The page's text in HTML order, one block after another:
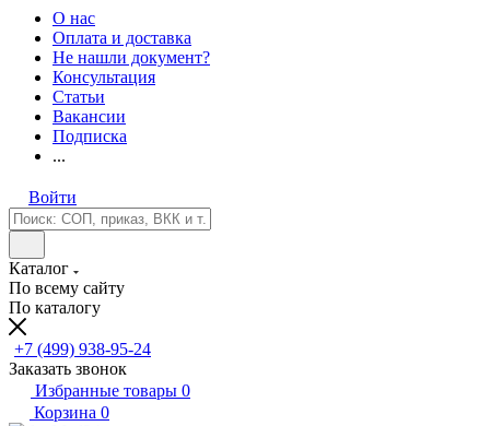
О нас
Оплата и доставка
Не нашли документ?
Консультация
Статьи
Вакансии
Подписка
...
Войти
Каталог
По всему сайту
По каталогу
+7 (499) 938-95-24
Заказать звонок
Избранные товары 0
Корзина 0